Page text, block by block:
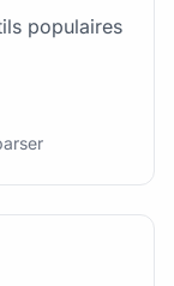
populaires